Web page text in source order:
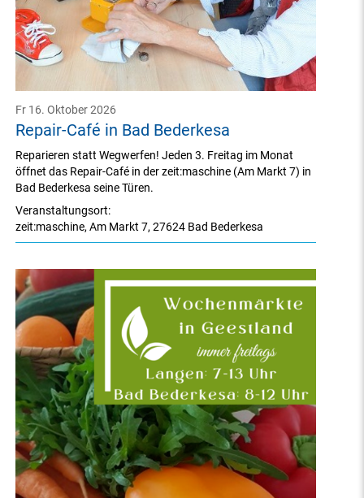
Repair-Café in Bad Bederkesa
Fr 16. Oktober 2026
Veranstaltungsort:
zeit:maschine,Am Markt 7,27624 Bad Bederkesa
Reparieren statt Wegwerfen! Jeden 3. Freitag im Monat
öffnet das Repair-Café in der zeit:maschine (Am Markt 7) in
Bad Bederkesa seine Türen.